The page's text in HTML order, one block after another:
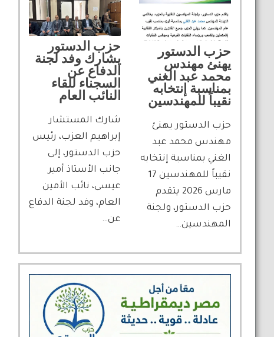
حزب الدستور
يشارك وفد لجنة
الدفاع عن
السجناء للقاء
النائب العام
شارك المستشار
إبراهيم العزب، رئيس
حزب الدستور، إلى
جانب الأستاذ أمير
عيسى، نائب الأمين
العام، وفد لجنة الدفاع
عن…
حزب الدستور
يهنئ مهندس
محمد عبد الغني
بمناسبة إنتخابه
نقيباً للمهندسين
حزب الدستور يهنئ
مهندس محمد عبد
الغني بمناسبة إنتخابه
نقيباً للمهندسين 17
مارس 2026 يتقدم
حزب الدستور، ولجنة
المهندسين…